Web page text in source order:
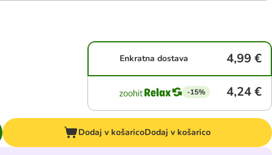
Enkratna dostava 4,99 €
-15% 4,24 €
Dodaj v košaricoDodaj v košarico